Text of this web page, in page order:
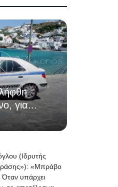
για...
(Ιδρυτής
«Μπράβο
υπάρχει